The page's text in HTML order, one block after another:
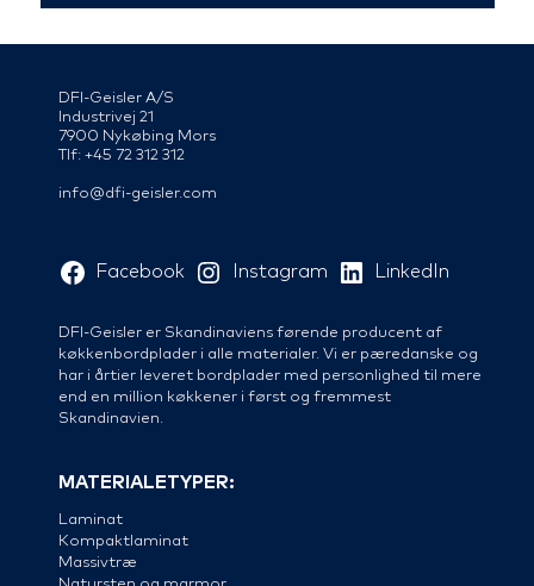
DFI-Geisler A/S
Industrivej 21
7900 Nykøbing Mors
Tlf: +45 72 312 312
info@dfi-geisler.com
Facebook Instagram LinkedIn
DFI-Geisler er Skandinaviens førende producent af
køkkenbordplader i alle materialer. Vi er pæredanske og
har i årtier leveret bordplader med personlighed til mere
end en million køkkener i først og fremmest
Skandinavien.
MATERIALETYPER:
Laminat
Kompaktlaminat
Massivtræ